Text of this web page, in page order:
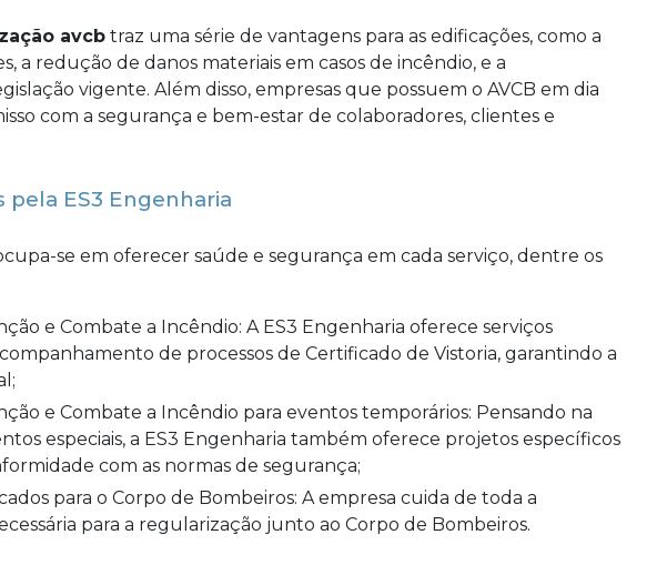
avcb traz uma série de vantagens para as edificações, como a
a redução de danos materiais em casos de incêndio, e a
vigente. Além disso, empresas que possuem o AVCB em dia
com a segurança e bem-estar de colaboradores, clientes e
pela ES3 Engenharia
se em oferecer saúde e segurança em cada serviço, dentre os
de processos de Certificado de Vistoria, garantindo a
especiais, a ES3 Engenharia também oferece projetos específicos
com as normas de segurança;
para a regularização junto ao Corpo de Bombeiros.